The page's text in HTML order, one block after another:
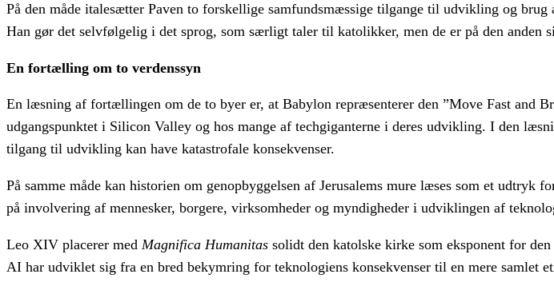
På den måde italesætter Paven to forskellige samfundsmæssige tilgange til udvikling og
Han gør det selvfølgelig i det sprog, som særligt taler til katolikker, men de er på den anden
En fortælling om to verdenssyn
En læsning af fortællingen om de to byer er, at Babylon repræsenterer den ”Move Fast and
udgangspunktet i Silicon Valley og hos mange af techgiganterne i deres udvikling. I den
tilgang til udvikling kan have katastrofale konsekvenser.
På samme måde kan historien om genopbyggelsen af Jerusalems mure læses som et udtryk
på involvering af mennesker, borgere, virksomheder og myndigheder i udviklingen af
Leo XIV placerer med Magnifica Humanitas solidt den katolske kirke som eksponent for
AI har udviklet sig fra en bred bekymring for teknologiens konsekvenser til en mere samlet